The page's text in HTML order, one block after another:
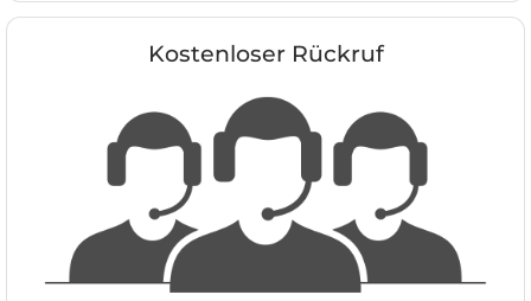
Kostenloser Rückruf